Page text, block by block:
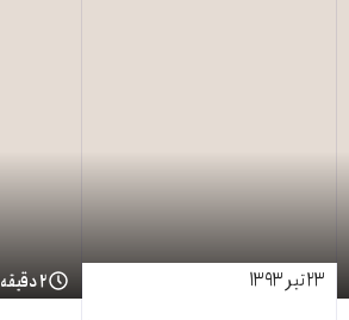
۲۳ تیر ۱۳۹۳ ۲ دقیقه